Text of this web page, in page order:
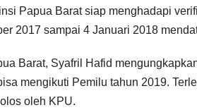
Papua Barat siap menghadapi
2017 sampai 4 Januari 2018
Barat, Syafril Hafid
mengikuti Pemilu tahun 2019.
oleh KPU.